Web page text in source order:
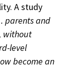
A study
. parents and
without
level
become an